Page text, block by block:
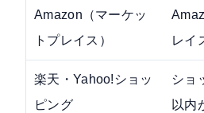
Amazon（マーケッ
トプレイス）
レイ
楽天・Yahoo!ショッ
ピング
ショ
以内